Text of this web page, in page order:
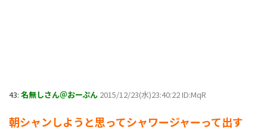
43: 名無しさん＠おーぷん 2015/12/23(水)23:40:22 ID:MqR
朝シャンしようと思ってシャワージャーって出す